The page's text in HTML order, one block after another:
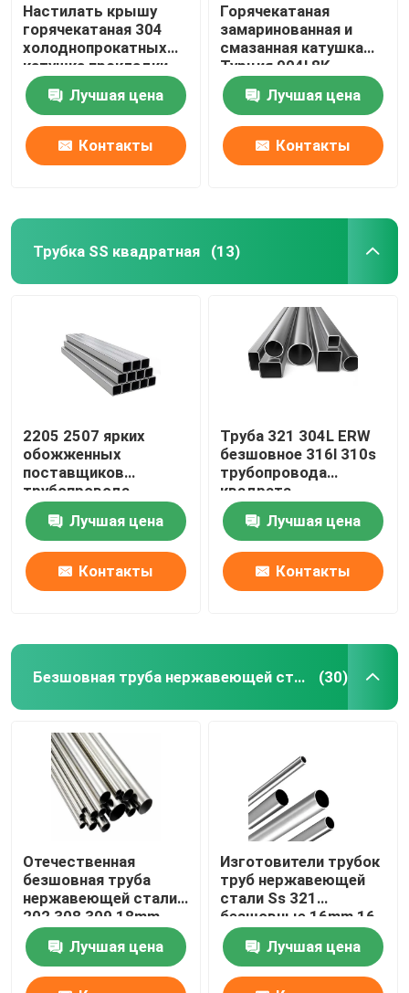
Настилать крышу
горячекатаная 304
холоднопрокатных
катушка прокладки
201 316l 202 Ss 304
катушки
нержавеющей стали
Лучшая цена
Контакты
Горячекатаная
замаринованная и
смазанная катушка
Турция 904l 8K
отполировала
катушку 202 Ss
катушки 430
нержавеющей стали
Лучшая цена
Контакты
Трубка SS квадратная (13)
2205 2507 ярких
обожженных
поставщиков
трубопровода
квадрата
нержавеющей стали
трубки 310S 201 304
304L 316 316L
Лучшая цена
Контакты
Труба 321 304L ERW
безшовное 316l 310s
трубопровода
квадрата
нержавеющей стали
1 дюйма 0,4 Mm
Лучшая цена
Контакты
Безшовная труба нержавеющей стали (30)
Отечественная
безшовная труба
нержавеющей стали
202 308 309 18mm
22mm 2 трубка Inox
дюйма 304Лучшая цена
Изготовители трубок
труб нержавеющей
стали Ss 321
безшовные 16mm 16
теплообменный
аппарат датчика 304
Лучшая цена